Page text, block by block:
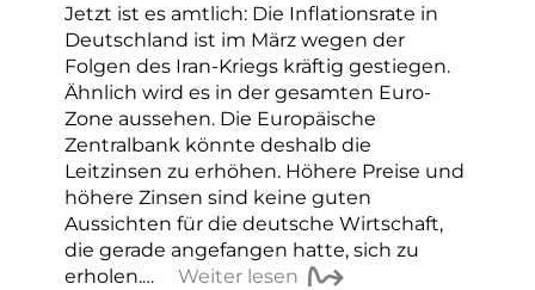
Jetzt ist es amtlich: Die Inflationsrate in
Deutschland ist im März wegen der
Folgen des Iran-Kriegs kräftig gestiegen.
Ähnlich wird es in der gesamten Euro-
Zone aussehen. Die Europäische
Zentralbank könnte deshalb die
Leitzinsen zu erhöhen. Höhere Preise und
höhere Zinsen sind keine guten
Aussichten für die deutsche Wirtschaft,
die gerade angefangen hatte, sich zu
erholen.…
Weiter lesen